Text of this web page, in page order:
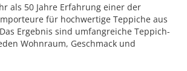
als 50 Jahre Erfahrung einer der
für hochwertige Teppiche aus
Ergebnis sind umfangreiche Teppich-
Wohnraum, Geschmack und